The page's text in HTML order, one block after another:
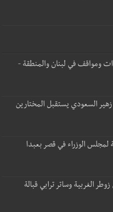
ومواقف في لبنان والمنطقة -
السعودي يستقبل المختارين
لمجلس الوزراء في قصر بعبدا
الغربية وساتر ترابي قبالة